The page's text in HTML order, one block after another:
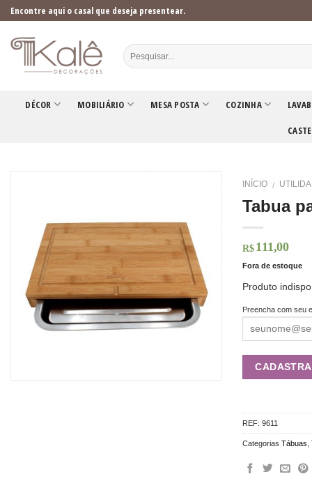
Skip
to
content
Encontre aqui o casal que deseja presentear.
DÉCOR MOBILIÁRIO MESA POSTA COZINHA
INÍCIO /
Tabua
R$ 111,00
Fora de estoque
Produto
Preencha com seu
REF:9611
CategoriasTábuas ,